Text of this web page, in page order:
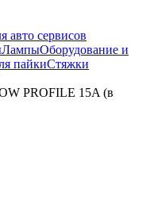
авто сервисов
ЛампыОборудование и
пайкиСтяжки
PROFILE 15A (в